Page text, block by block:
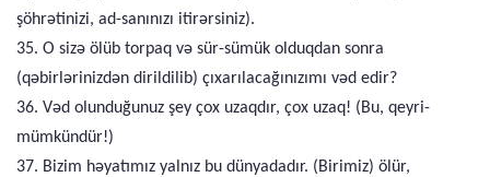
şöhrətinizi, ad-sanınızı itirərsiniz).
35. O sizə ölüb torpaq və sür-sümük olduqdan sonra
(qəbirlərinizdən dirildilib) çıxarılacağınızımı vəd edir?
36. Vəd olunduğunuz şey çox uzaqdır, çox uzaq! (Bu, qeyri-
mümkündür!)
37. Bizim həyatımız yalnız bu dünyadadır. (Birimiz) ölür,